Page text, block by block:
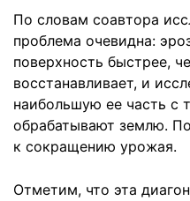
По словам соавтора
проблема очевидна:
поверхность быстрее,
восстанавливает, и
наибольшую ее часть с
обрабатывают землю.
к сокращению урожая.
Отметим, что эта